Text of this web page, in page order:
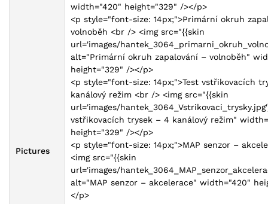
Pictures
width="420" height="329" /></p>
<p style="font-size: 14px;">Primární okruh
volnoběh <br /> <img src="{{skin
url='images/
alt="Primární okruh zapalování – volnoběh"
height="329" /></p>
<p style="font-size: 14px;">Test vstřikovacích
kanálový režim <br /> <img src="{{skin
url='images/
vstřikovacích trysek – 4 kanálový režim"
height="329" /></p>
<p style="font-size: 14px;">MAP senzor –
<img src="{{skin
url='images/
alt="MAP senzor – akcelerace" width="420"
</p>